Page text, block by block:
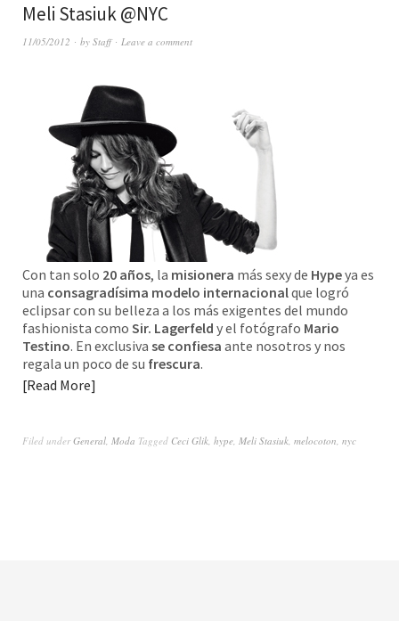
Meli Stasiuk @NYC
11/05/2012 by Staff Leave a comment
Con tan solo 20 años, la misionera más sexy de Hypeya es
una consagradísima modelo internacionalque logró
eclipsar con su belleza a los más exigentes del mundo
fashionista como Sir. Lagerfeld y el fotógrafo Mario
Testino. En exclusiva se confiesa ante nosotros y nos
regala un poco de su frescura.
Read More
Filed underGeneral Moda Tagged Ceci Glik hype Meli Stasiuk melocoton nyc